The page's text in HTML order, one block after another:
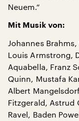
Neuem.“
Mit Musik von:
Johannes
Louis Armstrong,
Aquabella, Franz
Quinn, Mustafa
Albert
Fitzgerald, Astrud
Ravel, Baden